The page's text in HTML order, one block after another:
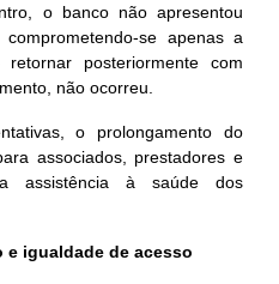
o banco não apresentou
se apenas a
posteriormente com
não ocorreu.
o prolongamento do
associados, prestadores e
assistência à saúde dos
e igualdade de acesso